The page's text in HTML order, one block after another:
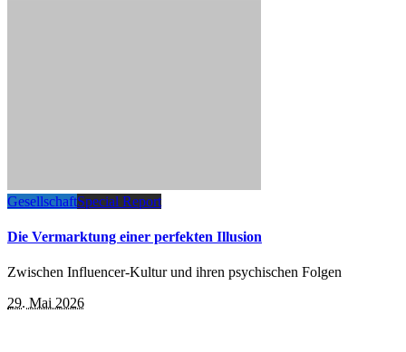
GesellschaftSpecial Report
Die Vermarktung einer perfekten Illusion
Zwischen Influencer-Kultur und ihren psychischen Folgen
29. Mai 2026